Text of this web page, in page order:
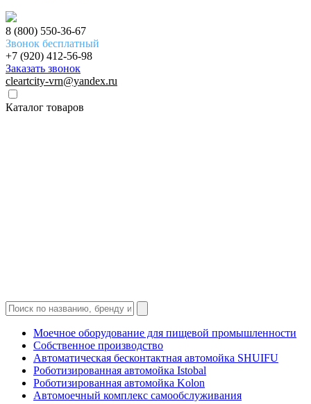
8 (800) 550-36-67
Звонок бесплатный
+7 (920) 412-56-98
Заказать звонок
cleartcity-vrn@yandex.ru
Каталог товаров
Моечное оборудование для пищевой промышленности
Собственное производство
Автоматическая бесконтактная автомойка SHUIFU
Роботизированная автомойка Istobal
Роботизированная автомойка Kolon
Автомоечный комплекс самообслуживания